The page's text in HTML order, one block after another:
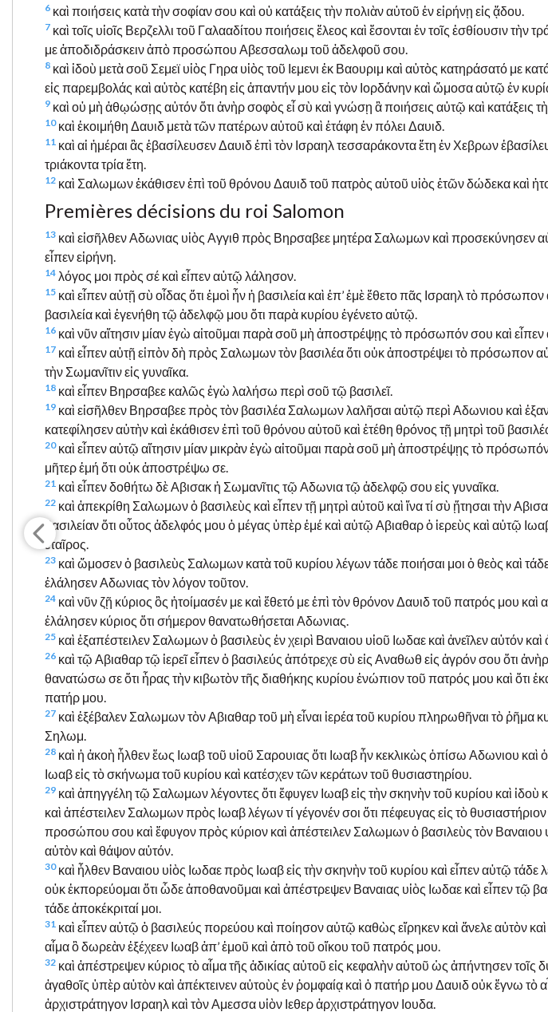
6 καὶ ποιήσεις κατὰ τὴν σοφίαν σου καὶ οὐ κατάξεις τὴν πολιὰν αὐτοῦ ἐν εἰρήνῃ εἰς ᾅδου.
7 καὶ τοῖς υἱοῖς Βερζελλι τοῦ Γαλααδίτου ποιήσεις ἔλεος καὶ ἔσονται ἐν τοῖς ἐσθίουσιν τὴν
με ἀποδιδράσκειν ἀπὸ προσώπου Αβεσσαλωμ τοῦ ἀδελφοῦ σου.
8 καὶ ἰδοὺ μετὰ σοῦ Σεμεϊ υἱὸς Γηρα υἱὸς τοῦ Ιεμενι ἐκ Βαουριμ καὶ αὐτὸς κατηράσατό με
εἰς παρεμβολάς καὶ αὐτὸς κατέβη εἰς ἀπαντήν μου εἰς τὸν Ιορδάνην καὶ ὤμοσα αὐτῷ ἐν
9 καὶ οὐ μὴ ἀθῳώσῃς αὐτόν ὅτι ἀνὴρ σοφὸς εἶ σὺ καὶ γνώσῃ ἃ ποιήσεις αὐτῷ καὶ κατάξεις
10καὶ ἐκοιμήθη Δαυιδ μετὰ τῶν πατέρων αὐτοῦ καὶ ἐτάφη ἐν πόλει Δαυιδ.
11 καὶ αἱ ἡμέραι ἃς ἐβασίλευσεν Δαυιδ ἐπὶ τὸν Ισραηλ τεσσαράκοντα ἔτη ἐν Χεβρων
τριάκοντα τρία ἔτη.
12 καὶ Σαλωμων ἐκάθισεν ἐπὶ τοῦ θρόνου Δαυιδ τοῦ πατρὸς αὐτοῦ υἱὸς ἐτῶν δώδεκα καὶ
Premières décisions du roi Salomon
13 καὶ εἰσῆλθεν Αδωνιας υἱὸς Αγγιθ πρὸς Βηρσαβεε μητέρα Σαλωμων καὶ προσεκύνησεν
εἶπεν εἰρήνη.
14 λόγος μοι πρὸς σέ καὶ εἶπεν αὐτῷ λάλησον.
15 καὶ εἶπεν αὐτῇ σὺ οἶδας ὅτι ἐμοὶ ἦν ἡ βασιλεία καὶ ἐπ’ ἐμὲ ἔθετο πᾶς Ισραηλ τὸ
βασιλεία καὶ ἐγενήθη τῷ ἀδελφῷ μου ὅτι παρὰ κυρίου ἐγένετο αὐτῷ.
16 καὶ νῦν αἴτησιν μίαν ἐγὼ αἰτοῦμαι παρὰ σοῦ μὴ ἀποστρέψῃς τὸ πρόσωπόν σου καὶ
17 καὶ εἶπεν αὐτῇ εἰπὸν δὴ πρὸς Σαλωμων τὸν βασιλέα ὅτι οὐκ ἀποστρέψει τὸ πρόσωπον
τὴν Σωμανῖτιν εἰς γυναῖκα.
18 καὶ εἶπεν Βηρσαβεε καλῶς ἐγὼ λαλήσω περὶ σοῦ τῷ βασιλεῖ.
19 καὶ εἰσῆλθεν Βηρσαβεε πρὸς τὸν βασιλέα Σαλωμων λαλῆσαι αὐτῷ περὶ Αδωνιου καὶ
κατεφίλησεν αὐτὴν καὶ ἐκάθισεν ἐπὶ τοῦ θρόνου αὐτοῦ καὶ ἐτέθη θρόνος τῇ μητρὶ τοῦ
20καὶ εἶπεν αὐτῷ αἴτησιν μίαν μικρὰν ἐγὼ αἰτοῦμαι παρὰ σοῦ μὴ ἀποστρέψῃς τὸ πρόσωπόν
μῆτερ ἐμή ὅτι οὐκ ἀποστρέψω σε.
21 καὶ εἶπεν δοθήτω δὲ Αβισακ ἡ Σωμανῖτις τῷ Αδωνια τῷ ἀδελφῷ σου εἰς γυναῖκα.
22 καὶ ἀπεκρίθη Σαλωμων ὁ βασιλεὺς καὶ εἶπεν τῇ μητρὶ αὐτοῦ καὶ ἵνα τί σὺ ᾔτησαι τὴν
βασιλείαν ὅτι οὗτος ἀδελφός μου ὁ μέγας ὑπὲρ ἐμέ καὶ αὐτῷ Αβιαθαρ ὁ ἱερεὺς καὶ αὐτῷ
ἑταῖρος.
23 καὶ ὤμοσεν ὁ βασιλεὺς Σαλωμων κατὰ τοῦ κυρίου λέγων τάδε ποιήσαι μοι ὁ θεὸς καὶ
ἐλάλησεν Αδωνιας τὸν λόγον τοῦτον.
24 καὶ νῦν ζῇ κύριος ὃς ἡτοίμασέν με καὶ ἔθετό με ἐπὶ τὸν θρόνον Δαυιδ τοῦ πατρός μου
ἐλάλησεν κύριος ὅτι σήμερον θανατωθήσεται Αδωνιας.
25 καὶ ἐξαπέστειλεν Σαλωμων ὁ βασιλεὺς ἐν χειρὶ Βαναιου υἱοῦ Ιωδαε καὶ ἀνεῖλεν αὐτόν
26 καὶ τῷ Αβιαθαρ τῷ ἱερεῖ εἶπεν ὁ βασιλεύς ἀπότρεχε σὺ εἰς Αναθωθ εἰς ἀγρόν σου ὅτι
θανατώσω σε ὅτι ἦρας τὴν κιβωτὸν τῆς διαθήκης κυρίου ἐνώπιον τοῦ πατρός μου καὶ ὅτι
πατήρ μου.
27 καὶ ἐξέβαλεν Σαλωμων τὸν Αβιαθαρ τοῦ μὴ εἶναι ἱερέα τοῦ κυρίου πληρωθῆναι τὸ ῥῆμα
Σηλωμ.
28 καὶ ἡ ἀκοὴ ἦλθεν ἕως Ιωαβ τοῦ υἱοῦ Σαρουιας ὅτι Ιωαβ ἦν κεκλικὼς ὀπίσω Αδωνιου
Ιωαβ εἰς τὸ σκήνωμα τοῦ κυρίου καὶ κατέσχεν τῶν κεράτων τοῦ θυσιαστηρίου.
29 καὶ ἀπηγγέλη τῷ Σαλωμων λέγοντες ὅτι ἔφυγεν Ιωαβ εἰς τὴν σκηνὴν τοῦ κυρίου καὶ ἰδοὺ
καὶ ἀπέστειλεν Σαλωμων πρὸς Ιωαβ λέγων τί γέγονέν σοι ὅτι πέφευγας εἰς τὸ
προσώπου σου καὶ ἔφυγον πρὸς κύριον καὶ ἀπέστειλεν Σαλωμων ὁ βασιλεὺς τὸν Βαναιου
αὐτὸν καὶ θάψον αὐτόν.
30καὶ ἦλθεν Βαναιου υἱὸς Ιωδαε πρὸς Ιωαβ εἰς τὴν σκηνὴν τοῦ κυρίου καὶ εἶπεν αὐτῷ τάδε
οὐκ ἐκπορεύομαι ὅτι ὧδε ἀποθανοῦμαι καὶ ἀπέστρεψεν Βαναιας υἱὸς Ιωδαε καὶ εἶπεν τῷ
τάδε ἀποκέκριταί μοι.
31 καὶ εἶπεν αὐτῷ ὁ βασιλεύς πορεύου καὶ ποίησον αὐτῷ καθὼς εἴρηκεν καὶ ἄνελε αὐτὸν
αἷμα ὃ δωρεὰν ἐξέχεεν Ιωαβ ἀπ’ ἐμοῦ καὶ ἀπὸ τοῦ οἴκου τοῦ πατρός μου.
32 καὶ ἀπέστρεψεν κύριος τὸ αἷμα τῆς ἀδικίας αὐτοῦ εἰς κεφαλὴν αὐτοῦ ὡς ἀπήντησεν τοῖς
ἀγαθοῖς ὑπὲρ αὐτὸν καὶ ἀπέκτεινεν αὐτοὺς ἐν ῥομφαίᾳ καὶ ὁ πατήρ μου Δαυιδ οὐκ ἔγνω
ἀρχιστράτηγον Ισραηλ καὶ τὸν Αμεσσα υἱὸν Ιεθερ ἀρχιστράτηγον Ιουδα.